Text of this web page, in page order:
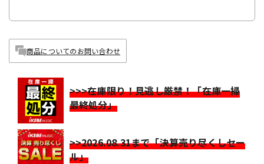
商品についてのお問い合わせ
>>>在庫限り！見逃し厳禁！「在庫一掃
最終処分」
>>2026.08.31まで「決算売り尽くしセー
ル」